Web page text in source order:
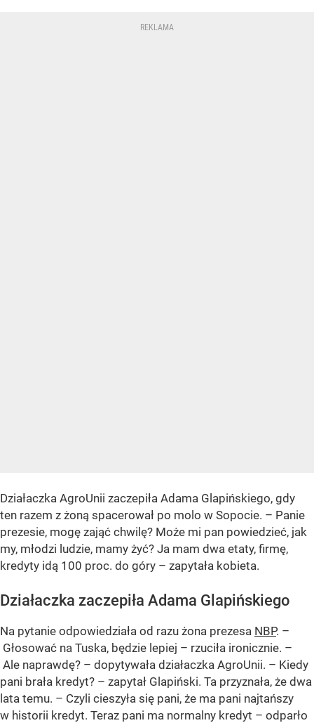
Działaczka AgroUnii zaczepiła Adama Glapińskiego, gdy
ten razem z żoną spacerował po molo w Sopocie. – Panie
prezesie, mogę zająć chwilę? Może mi pan powiedzieć, jak
my, młodzi ludzie, mamy żyć? Ja mam dwa etaty, firmę,
kredyty idą 100 proc. do góry – zapytała kobieta.
Działaczka zaczepiła Adama Glapińskiego
Na pytanie odpowiedziała od razu żona prezesa NBP. –
Głosować na Tuska, będzie lepiej – rzuciła ironicznie. –
Ale naprawdę? – dopytywała działaczka AgroUnii. – Kiedy
pani brała kredyt? – zapytał Glapiński. Ta przyznała, że dwa
lata temu. – Czyli cieszyła się pani, że ma pani najtańszy
w historii kredyt. Teraz pani ma normalny kredyt – odparło